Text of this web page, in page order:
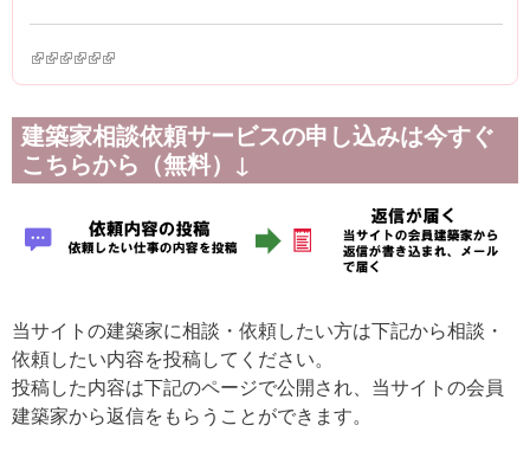
(link is external)
(link is external)
(link is external)
(link is external)
(link is external)
(link is external)
建築家相談依頼サービスの申し込みは今すぐ
こちらから（無料）↓
当サイトの建築家に相談・依頼したい方は下記から相談・
依頼したい内容を投稿してください。
投稿した内容は下記のページで公開され、当サイトの会員
建築家から返信をもらうことができます。